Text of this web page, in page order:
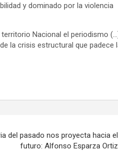
y dominado por la violencia
Nacional el periodismo
la crisis estructural que padece
del pasado nos proyecta hacia el
futuro: Alfonso Esparza Ortiz